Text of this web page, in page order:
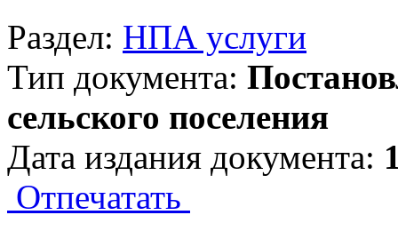
Раздел: НПА услуги
Тип документа:
сельского поселения
Дата издания документа:
Отпечатать